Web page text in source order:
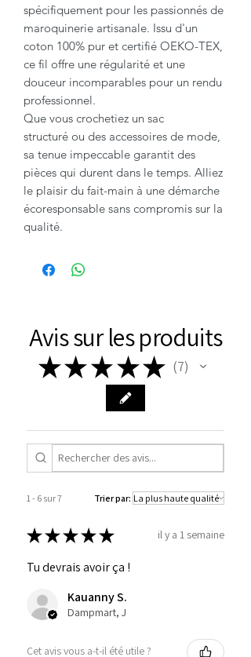
spécifiquement pour les passionnés de
maroquinerie artisanale. Issu d'un
coton 100% pur et certifié OEKO-TEX,
ce fil offre une régularité et une
douceur incomparables pour un rendu
professionnel.
Que vous crochetiez un sac
structuré ou des accessoires de mode,
sa tenue impeccable garantit des
pièces qui durent dans le temps. Alliez
le plaisir du fait-main à une démarche
écoresponsable sans compromis sur la
qualité.
Avis sur les produits
★★ ★ ★★ 7
7
1 - 6 sur 7 Trier par:
★★★★★ il y a 1 semaine
Tu devrais avoir ça !
Kauanny S.
Dampmart, J
Cet avis vous a-t-il été utile ?